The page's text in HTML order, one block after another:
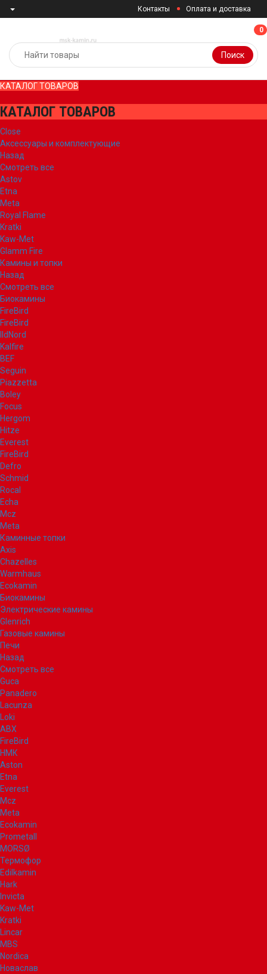
Контакты Оплата и доставка
Поиск
00
КАТАЛОГ ТОВАРОВ
КАТАЛОГ ТОВАРОВ
Close
Аксессуары и комплектующие
Назад
Смотреть все
Astov
Etna
Meta
Royal Flame
Kratki
Kaw-Met
Glamm Fire
Камины и топки
Назад
Смотреть все
Биокамины
FireBird
FireBird
IldNord
Kalfire
BEF
Seguin
Piazzetta
Boley
Focus
Hergom
Hitze
Everest
FireBird
Defro
Schmid
Rocal
Echa
Mcz
Meta
Каминные топки
Axis
Chazelles
Warmhaus
Ecokamin
Биокамины
Электрические камины
Glenrich
Газовые камины
Печи
Назад
Смотреть все
Guca
Panadero
Lacunza
Loki
ABX
FireBird
НМК
Aston
Etna
Everest
Mcz
Meta
Ecokamin
Prometall
MORSØ
Термофор
Edilkamin
Hark
Invicta
Kaw-Met
Kratki
Lincar
MBS
Nordica
Новаслав